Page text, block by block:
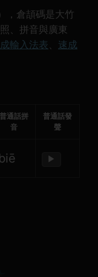
，倉頡碼是大竹
、拼音與廣東
輸入法表、 速成
普通話拼
音
普通話發
聲
biē ▶